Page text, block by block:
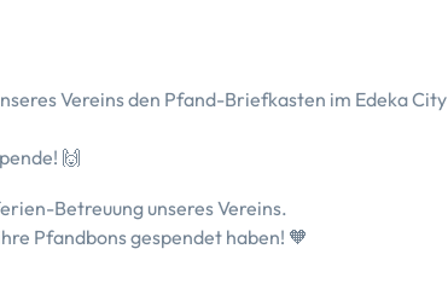
Vereins den Pfand-Briefkasten im Edeka City
🙌
Betreuung unseres Vereins.
Pfandbons gespendet haben! 🧡